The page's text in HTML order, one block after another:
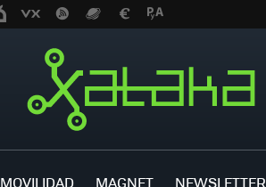
MOVILIDAD MAGNET NEWSLETTER